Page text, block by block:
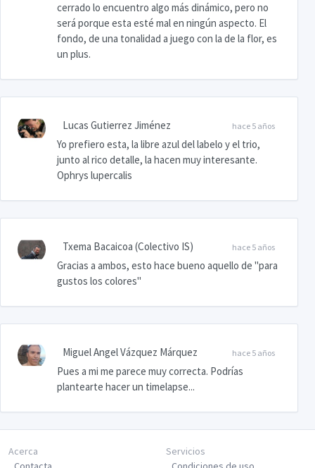
cerrado lo encuentro algo más dinámico, pero no
será porque esta esté mal en ningún aspecto. El
fondo, de una tonalidad a juego con la de la flor, es
un plus.
hace 5 años
Lucas Gutierrez Jiménez
Yo prefiero esta, la libre azul del labelo y el trio,
junto al rico detalle, la hacen muy interesante.
Ophrys lupercalis
hace 5 años
Txema Bacaicoa (Colectivo IS)
Gracias a ambos, esto hace bueno aquello de "para
gustos los colores"
hace 5 años
Miguel Angel Vázquez Márquez
Pues a mi me parece muy correcta. Podrías
plantearte hacer un timelapse...
Acerca
Servicios